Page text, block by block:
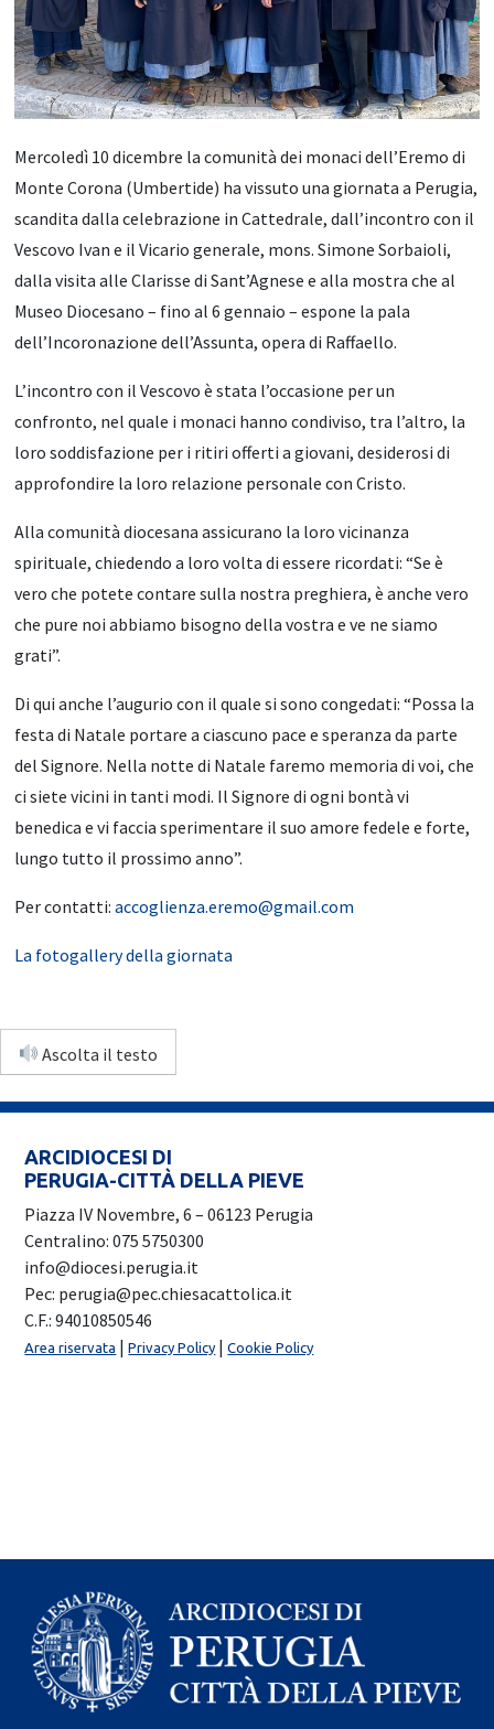
Mercoledì 10 dicembre la comunità dei monaci dell’Eremo di
Monte Corona (Umbertide) ha vissuto una giornata a Perugia,
scandita dalla celebrazione in Cattedrale, dall’incontro con il
Vescovo Ivan e il Vicario generale, mons. Simone Sorbaioli,
dalla visita alle Clarisse di Sant’Agnese e alla mostra che al
Museo Diocesano – fino al 6 gennaio – espone la pala
dell’Incoronazione dell’Assunta, opera di Raffaello.
L’incontro con il Vescovo è stata l’occasione per un
confronto, nel quale i monaci hanno condiviso, tra l’altro, la
loro soddisfazione per i ritiri offerti a giovani, desiderosi di
approfondire la loro relazione personale con Cristo.
Alla comunità diocesana assicurano la loro vicinanza
spirituale, chiedendo a loro volta di essere ricordati: “Se è
vero che potete contare sulla nostra preghiera, è anche vero
che pure noi abbiamo bisogno della vostra e ve ne siamo
grati”.
Di qui anche l’augurio con il quale si sono congedati: “Possa la
festa di Natale portare a ciascuno pace e speranza da parte
del Signore. Nella notte di Natale faremo memoria di voi, che
ci siete vicini in tanti modi. Il Signore di ogni bontà vi
benedica e vi faccia sperimentare il suo amore fedele e forte,
lungo tutto il prossimo anno”.
Per contatti:accoglienza.eremo@gmail.com
La fotogallery della giornata
Ascolta il testo
ARCIDIOCESI DI
PERUGIA-CITTÀ DELLA PIEVE
Piazza IV Novembre, 6 – 06123 Perugia
Centralino: 075 5750300
info@diocesi.perugia.it
Pec: perugia@pec.chiesacattolica.it
C.F.: 94010850546
Area riservata |Privacy Policy |Cookie Policy